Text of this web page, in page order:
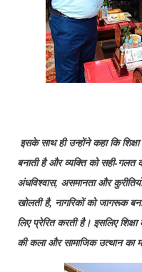
इसके साथ ही उन्होंने कहा कि
बनाती है और व्यक्ति को सही-गलत
अंधविश्वास, असमानता और
खोलती है, नागरिकों को जागरूक
लिए प्रेरित करती है। इसलिए
की कला और सामाजिक उत्थान का